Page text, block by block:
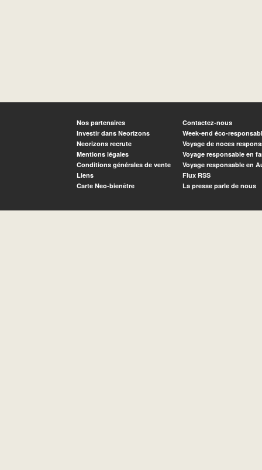
Nos partenaires
Investir dans Neorizons
Neorizons recrute
Mentions légales
Conditions générales de vente
Liens
Carte Neo-bienêtre
Contactez-nous
Week-end éco-
Voyage de noces
Voyage responsable en
Voyage responsable en
Flux RSS
La presse parle de nous